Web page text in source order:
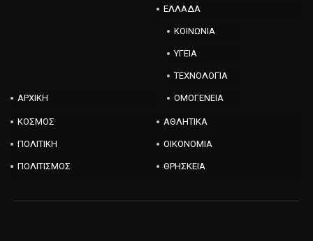
ΑΡΧΙΚΗ
ΕΛΛΑΔΑ
ΚΟΙΝΩΝΙΑ
ΥΓΕΙΑ
ΤΕΧΝΟΛΟΓΙΑ
ΟΜΟΓΕΝΕΙΑ
ΚΟΣΜΟΣ ΑΘΛΗΤΙΚΑ
ΠΟΛΙΤΙΚΗ ΟΙΚΟΝΟΜΙΑ
ΠΟΛΙΤΙΣΜΟΣ ΘΡΗΣΚΕΙΑ